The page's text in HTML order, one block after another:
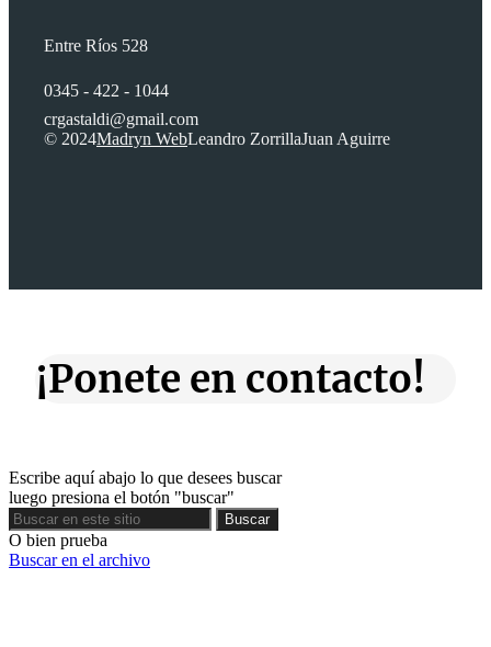
Entre Ríos 528
0345 - 422 - 1044
crgastaldi@gmail.com
© 2024Madryn WebLeandro ZorrillaJuan Aguirre
¡Ponete en contacto!
Escribe aquí abajo lo que desees buscar
luego presiona el botón "buscar"
Buscar
Buscar
O bien prueba
Buscar en el archivo